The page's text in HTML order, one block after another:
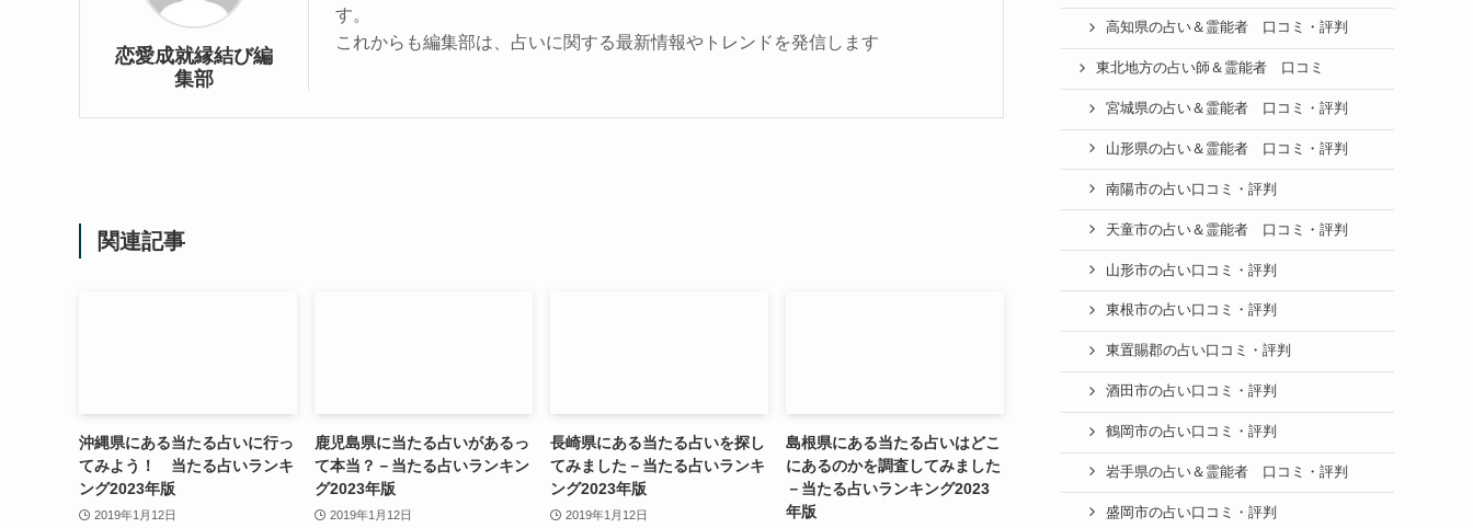
恋愛成就縁結び編
集部
す。
これからも編集部は、占いに関する最新情報やトレンドを発信します
関連記事
沖縄県にある当たる占いに行っ
てみよう！ 当たる占いランキ
ング2023年版
2019年1月12日
鹿児島県に当たる占いがあるっ
て本当？－当たる占いランキン
グ2023年版
2019年1月12日
長崎県にある当たる占いを探し
てみました－当たる占いランキ
ング2023年版
2019年1月12日
島根県にある当たる占いはどこ
にあるのかを調査してみました
－当たる占いランキング2023
年版
高知県の占い＆霊能者 口コミ・評判
東北地方の占い師＆霊能者 口コミ
宮城県の占い＆霊能者 口コミ・評判
山形県の占い＆霊能者 口コミ・評判
南陽市の占い口コミ・評判
天童市の占い＆霊能者 口コミ・評判
山形市の占い口コミ・評判
東根市の占い口コミ・評判
東置賜郡の占い口コミ・評判
酒田市の占い口コミ・評判
鶴岡市の占い口コミ・評判
岩手県の占い＆霊能者 口コミ・評判
盛岡市の占い口コミ・評判